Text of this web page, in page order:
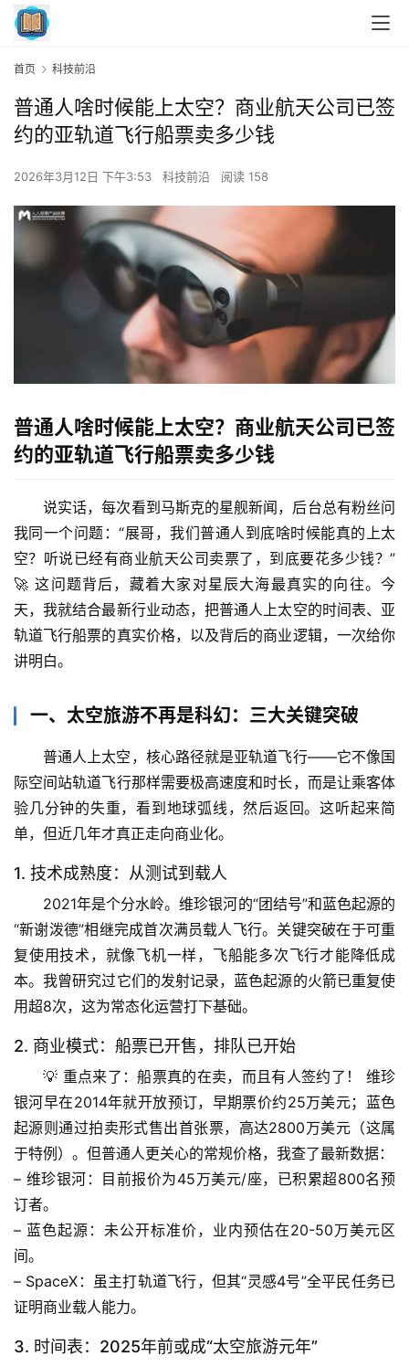
首页 科技前沿
普通人啥时候能上太空？商业航天公司已签
约的亚轨道飞行船票卖多少钱
2026年3月12日 下午3:53 科技前沿 阅读 158
普通人啥时候能上太空？商业航天公司已签
约的亚轨道飞行船票卖多少钱
说实话，每次看到马斯克的星舰新闻，后台总有粉丝问
我同一个问题：“展哥，我们普通人到底啥时候能真的上太
空？听说已经有商业航天公司卖票了，到底要花多少钱？”
🚀 这问题背后，藏着大家对星辰大海最真实的向往。今
天，我就结合最新行业动态，把普通人上太空的时间表、亚
轨道飞行船票的真实价格，以及背后的商业逻辑，一次给你
讲明白。
一、太空旅游不再是科幻：三大关键突破
普通人上太空，核心路径就是亚轨道飞行——它不像国
际空间站轨道飞行那样需要极高速度和时长，而是让乘客体
验几分钟的失重，看到地球弧线，然后返回。这听起来简
单，但近几年才真正走向商业化。
1. 技术成熟度：从测试到载人
2021年是个分水岭。维珍银河的“团结号”和蓝色起源的
“新谢泼德”相继完成首次满员载人飞行。 关键突破在于可重
复使用技术，就像飞机一样，飞船能多次飞行才能降低成
本。我曾研究过它们的发射记录，蓝色起源的火箭已重复使
用超8次，这为常态化运营打下基础。
2. 商业模式：船票已开售，排队已开始
💡 重点来了：船票真的在卖，而且有人签约了！
维珍
银河早在2014年就开放预订，早期票价约25万美元；蓝色
起源则通过拍卖形式售出首张票，高达2800万美元（这属
于特例）。但普通人更关心的常规价格，我查了最新数据：
– 维珍银河 ：目前报价为45万美元/座，已积累超800名预
订者。
– 蓝色起源 ：未公开标准价，业内预估在20-50万美元区
间。
– SpaceX ：虽主打轨道飞行，但其“灵感4号”全平民任务已
证明商业载人能力。
3. 时间表：2025年前或成“太空旅游元年”